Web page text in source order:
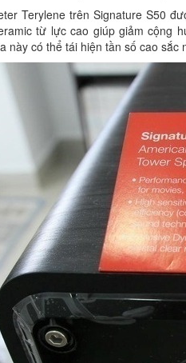
Terylene trên Signature S50
từ lực cao giúp giảm cộng
này có thể tái hiện tần số cao